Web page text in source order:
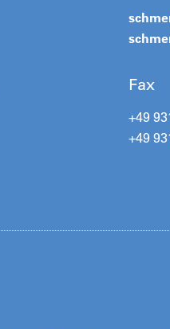
Fax
+49
+49